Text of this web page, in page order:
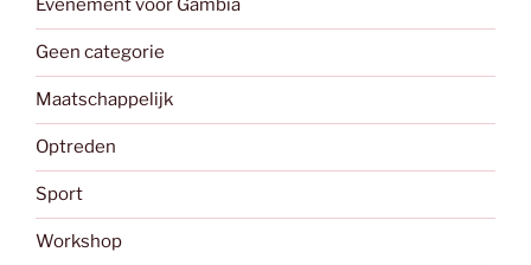
Evenement voor Gambia
Geen categorie
Maatschappelijk
Optreden
Sport
Workshop